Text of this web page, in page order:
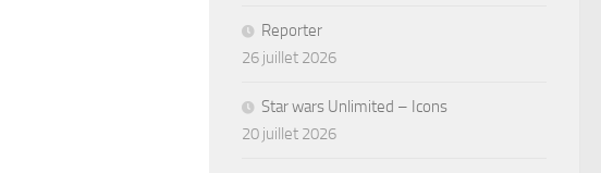
Reporter
26 juillet 2026
Star wars Unlimited – Icons
20 juillet 2026